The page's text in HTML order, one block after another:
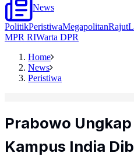
News
PolitikPeristiwaMegapolitanRajut
MPR RIWarta DPR
Home
News
Peristiwa
Prabowo Ungkap
Kampus India